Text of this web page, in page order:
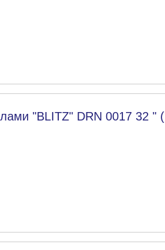
"BLITZ" DRN 0017 32 " (